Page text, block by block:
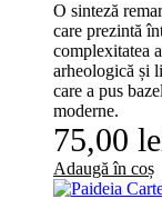
O sinteză
care prezintă
complexitatea
arheologică și
care a pus
moderne.
75,00
Adaugă în coș